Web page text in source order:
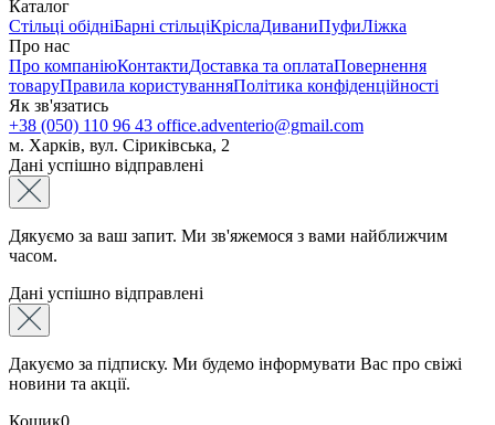
Каталог
Стільці обідніБарні стільціКріслаДиваниПуфиЛіжка
Про нас
Про компаніюКонтактиДоставка та оплатаПовернення
товаруПравила користуванняПолітика конфіденційності
Як зв'язатись
+38 (050) 110 96 43 office.adventerio@gmail.com
м. Харків, вул. Сіриківська, 2
Дані успішно відправлені
Дякуємо за ваш запит. Ми зв'яжемося з вами найближчим
часом.
Дані успішно відправлені
Дакуємо за підписку. Ми будемо інформувати Вас про свіжі
новини та акції.
Кошик0